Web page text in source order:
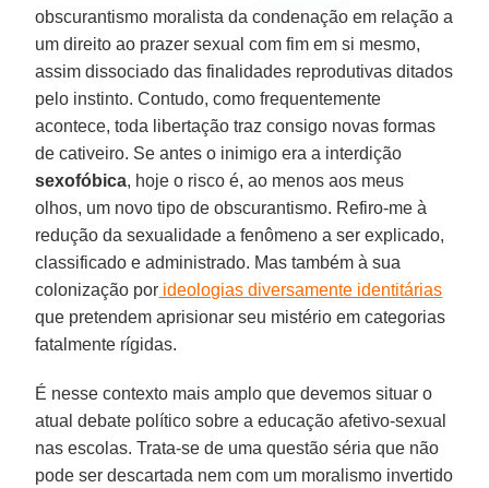
obscurantismo moralista da condenação em relação a
um direito ao prazer sexual com fim em si mesmo,
assim dissociado das finalidades reprodutivas ditados
pelo instinto. Contudo, como frequentemente
acontece, toda libertação traz consigo novas formas
de cativeiro. Se antes o inimigo era a interdição
sexofóbica, hoje o risco é, ao menos aos meus
olhos, um novo tipo de obscurantismo. Refiro-me à
redução da sexualidade a fenômeno a ser explicado,
classificado e administrado. Mas também à sua
colonização por ideologias diversamente identitárias
que pretendem aprisionar seu mistério em categorias
fatalmente rígidas.
É nesse contexto mais amplo que devemos situar o
atual debate político sobre a educação afetivo-sexual
nas escolas. Trata-se de uma questão séria que não
pode ser descartada nem com um moralismo invertido